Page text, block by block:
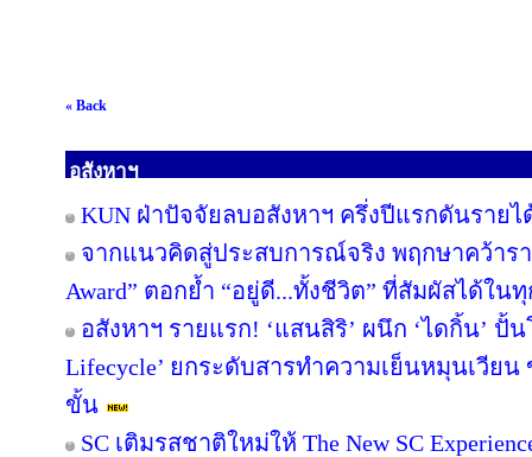
« Back
อสังหาฯ
KUN ฝ่าปัจจัยลบอสังหาฯ ครึ่งปีแรกดันรายไ
จากแนวคิดสู่ประสบการณ์จริง พฤกษาคว้ารา
Award” ตอกย้ำ “อยู่ดี...ทั้งชีวิต” ที่สัมผัสได้ใน
อสังหาฯ รายแรก! ‘แสนสิริ’ ผนึก ‘ไดกิ้น’ ปั้น
Lifecycle’ ยกระดับสารทำความเย็นหมุนเวียน
ขั้น
SC เติมรสชาติใหม่ให้ The New SC